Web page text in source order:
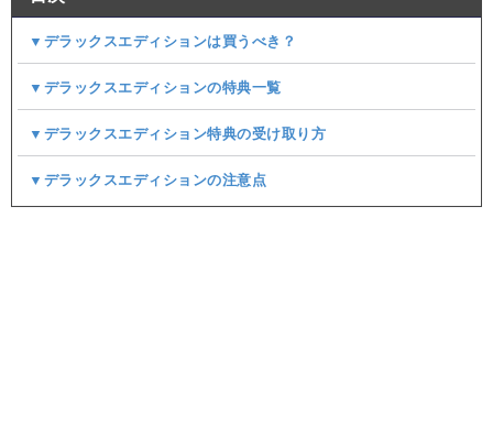
▼デラックスエディションは買うべき？
▼デラックスエディションの特典一覧
▼デラックスエディション特典の受け取り方
▼デラックスエディションの注意点